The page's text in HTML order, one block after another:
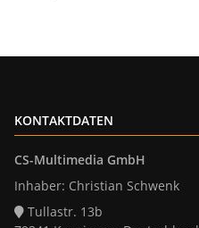
KONTAKTDATEN
CS-Multimedia GmbH
Inhaber: Christian Schwenk
Tullastr. 13b